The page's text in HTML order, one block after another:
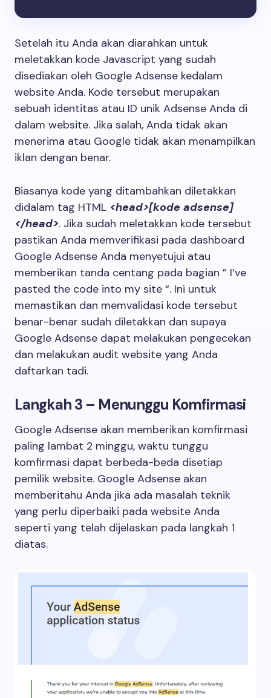
Setelah itu Anda akan diarahkan untuk
meletakkan kode Javascript yang sudah
disediakan oleh Google Adsense kedalam
website Anda. Kode tersebut merupakan
sebuah identitas atau ID unik Adsense Anda di
dalam website. Jika salah, Anda tidak akan
menerima atau Google tidak akan menampilkan
iklan dengan benar.
Biasanya kode yang ditambahkan diletakkan
didalam tag HTML <head>[kode adsense]
</head>. Jika sudah meletakkan kode tersebut
pastikan Anda memverifikasi pada dashboard
Google Adsense Anda menyetujui atau
memberikan tanda centang pada bagian ” I’ve
pasted the code into my site “. Ini untuk
memastikan dan memvalidasi kode tersebut
benar-benar sudah diletakkan dan supaya
Google Adsense dapat melakukan pengecekan
dan melakukan audit website yang Anda
daftarkan tadi.
Langkah 3 – Menunggu Komfirmasi
Google Adsense akan memberikan komfirmasi
paling lambat 2 minggu, waktu tunggu
komfirmasi dapat berbeda-beda disetiap
pemilik website. Google Adsense akan
memberitahu Anda jika ada masalah teknik
yang perlu diperbaiki pada website Anda
seperti yang telah dijelaskan pada langkah 1
diatas.